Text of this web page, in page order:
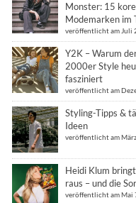
Monster: 15
Modemarken im
veröffentlicht am Juli
Y2K – Warum
2000er Style
fasziniert
veröffentlicht am
Styling-Tipps &
Ideen
veröffentlicht am
Heidi Klum
raus – und die
veröffentlicht am Mai